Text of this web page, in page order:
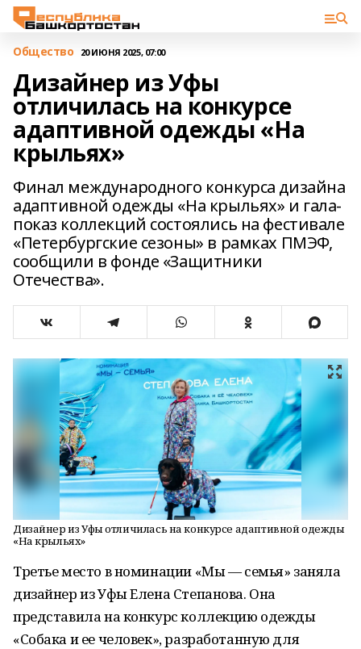
Общество 20 ИЮНЯ 2025, 07:00
Дизайнер из Уфы
отличилась на конкурсе
адаптивной одежды «На
крыльях»
Финал международного конкурса дизайна
адаптивной одежды «На крыльях» и гала-
показ коллекций состоялись на фестивале
«Петербургские сезоны» в рамках ПМЭФ,
сообщили в фонде «Защитники
Отечества».
Дизайнер из Уфы отличилась на конкурсе адаптивной одежды
«На крыльях»
Третье место в номинации «Мы — семья» заняла
дизайнер из Уфы Елена Степанова. Она
представила на конкурс коллекцию одежды
«Собака и ее человек», разработанную для